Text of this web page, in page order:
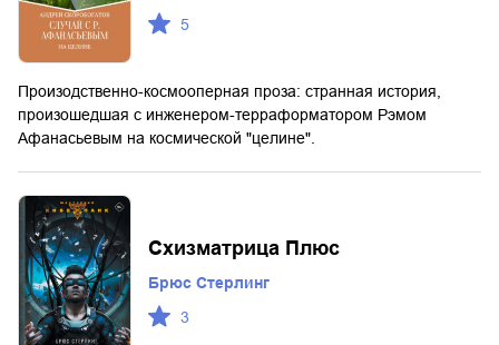
5
Произодственно-космооперная проза: странная история,
произошедшая с инженером-терраформатором Рэмом
Афанасьевым на космической "целине".
Схизматрица Плюс
Брюс Стерлинг
3